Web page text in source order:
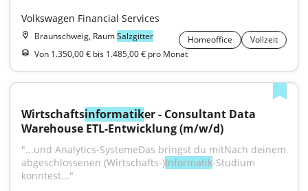
Volkswagen Financial Services
Braunschweig, RaumSalzgitter Homeoffice
Vollzeit
Von 1.350,00 € bis 1.485,00 € pro Monat
Wirtschaftsinformatiker - Consultant Data
Warehouse ETL-Entwicklung (m/w/d)
"...und Analytics-SystemeDas bringst du mitNach deinem
abgeschlossenen (Wirtschafts-)Informatik-Studium
konntest..."